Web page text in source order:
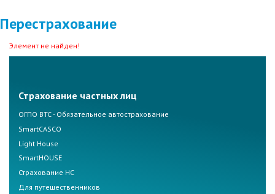
Перестрахование
Элемент не найден!
Страхование частных лиц
ОГПО ВТС - Обязательное автострахование
SmartCASCO
Light House
SmartHOUSE
Страхование НС
Для путешественников